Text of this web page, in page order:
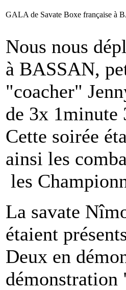
GALA de Savate Boxe française à
Nous nous
à BASSAN,
"coacher"
de 3x 1minute
Cette soirée
ainsi les
les
La savate
étaient
Deux en